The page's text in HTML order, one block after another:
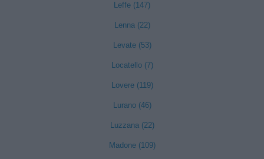
Leffe (147)
Lenna (22)
Levate (53)
Locatello (7)
Lovere (119)
Lurano (46)
Luzzana (22)
Madone (109)